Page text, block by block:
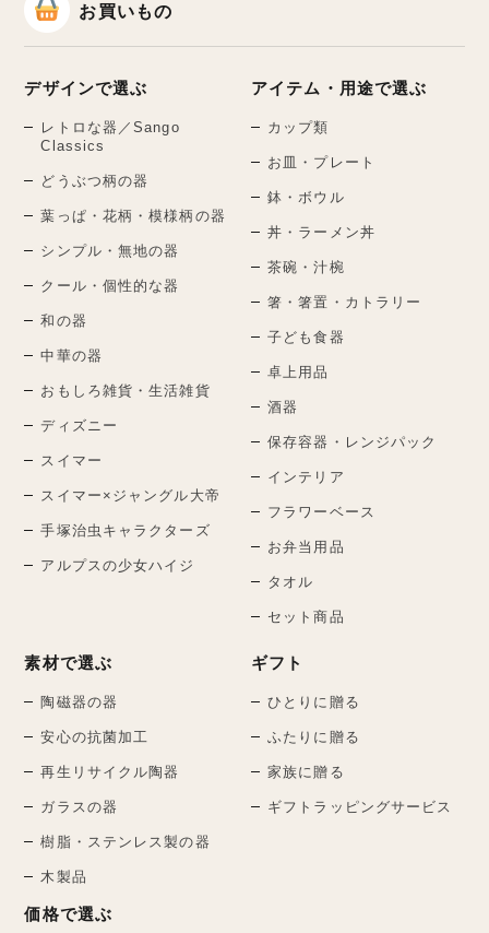
お買いもの
デザインで選ぶ
レトロな器／Sango
Classics
どうぶつ柄の器
葉っぱ・花柄・模様柄の器
シンプル・無地の器
クール・個性的な器
和の器
中華の器
おもしろ雑貨・生活雑貨
ディズニー
スイマー
スイマー×ジャングル大帝
手塚治虫キャラクターズ
アルプスの少女ハイジ
アイテム・用途で選ぶ
カップ類
お皿・プレート
鉢・ボウル
丼・ラーメン丼
茶碗・汁椀
箸・箸置・カトラリー
子ども食器
卓上用品
酒器
保存容器・レンジパック
インテリア
フラワーベース
お弁当用品
タオル
セット商品
素材で選ぶ
陶磁器の器
安心の抗菌加工
再生リサイクル陶器
ガラスの器
樹脂・ステンレス製の器
木製品
価格で選ぶ
ギフト
ひとりに贈る
ふたりに贈る
家族に贈る
ギフトラッピングサービス